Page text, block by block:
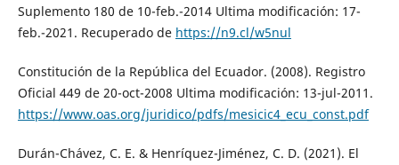
Suplemento 180 de 10-feb.-2014 Ultima modificación: 17-
feb.-2021. Recuperado de https://n9.cl/w5nul
Constitución de la República del Ecuador. (2008). Registro
Oficial 449 de 20-oct-2008 Ultima modificación: 13-jul-2011.
https://www.oas.org/juridico/pdfs/mesicic4_ecu_const.pdf
Durán-Chávez, C. E. & Henríquez-Jiménez, C. D. (2021). El